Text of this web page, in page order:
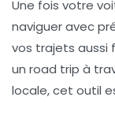
Une fois votre
naviguer avec
vos trajets aussi
un road trip à
locale, cet outil